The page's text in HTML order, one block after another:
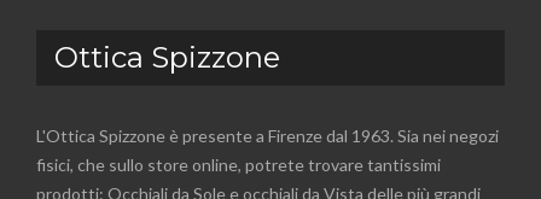
Ottica Spizzone
L'Ottica Spizzone è presente a Firenze dal 1963. Sia nei negozi
fisici, che sullo store online, potrete trovare tantissimi
prodotti: Occhiali da Sole e occhiali da Vista delle più grandi